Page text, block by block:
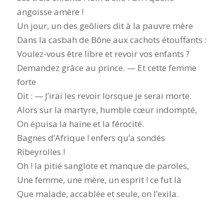
angoisse amère !
Un jour, un des geôliers dit à la pauvre mère
Dans la casbah de Bône aux cachots étouffants :
Voulez-vous être libre et revoir vos enfants ?
Demandez grâce au prince. — Et cette femme
forte
Dit : — J’irai les revoir lorsque je serai morte.
Alors sur la martyre, humble cœur indompté,
On épuisa la haine et la férocité.
Bagnes d’Afrique ! enfers qu’a sondés
Ribeyrolles !
Oh ! la pitié sanglote et manque de paroles,
Une femme, une mère, un esprit ! ce fut là
Que malade, accablée et seule, on l’exila.